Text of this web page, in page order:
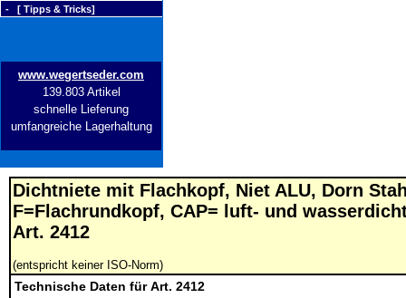
- [ Tipps & Tricks]
www.wegertseder.com
139.803 Artikel
schnelle Lieferung
umfangreiche Lagerhaltung
Dichtniete mit Flachkopf, Niet ALU, Dorn
F=Flachrundkopf, CAP= luft- und
Art. 2412
(entspricht keiner ISO-Norm)
Technische Daten für Art. 2412